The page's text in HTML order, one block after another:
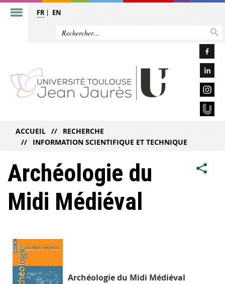
FR EN
ACCUEIL
RECHERCHE
INFORMATION SCIENTIFIQUE ET TECHNIQUE
Archéologie du
Midi Médiéval
Archéologie du Midi Médiéval